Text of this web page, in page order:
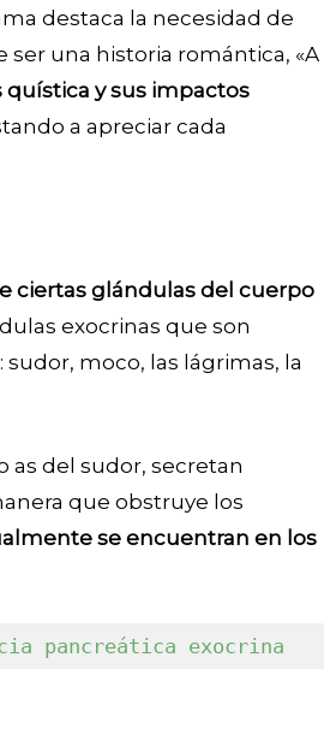
destaca la necesidad de
ser una historia romántica, «A
y sus impactos
a apreciar cada
ciertas glándulas del cuerpo
exocrinas que son
moco, las lágrimas, la
as del sudor, secretan
que obstruye los
se encuentran en los
pancreática exocrina